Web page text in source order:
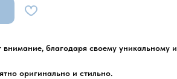
внимание, благодаря своему уникальному и
оригинально и стильно.